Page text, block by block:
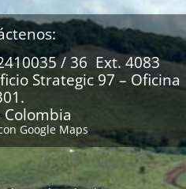
/ 36 Ext. 4083
Strategic 97 – Oficina
Colombia
Google Maps